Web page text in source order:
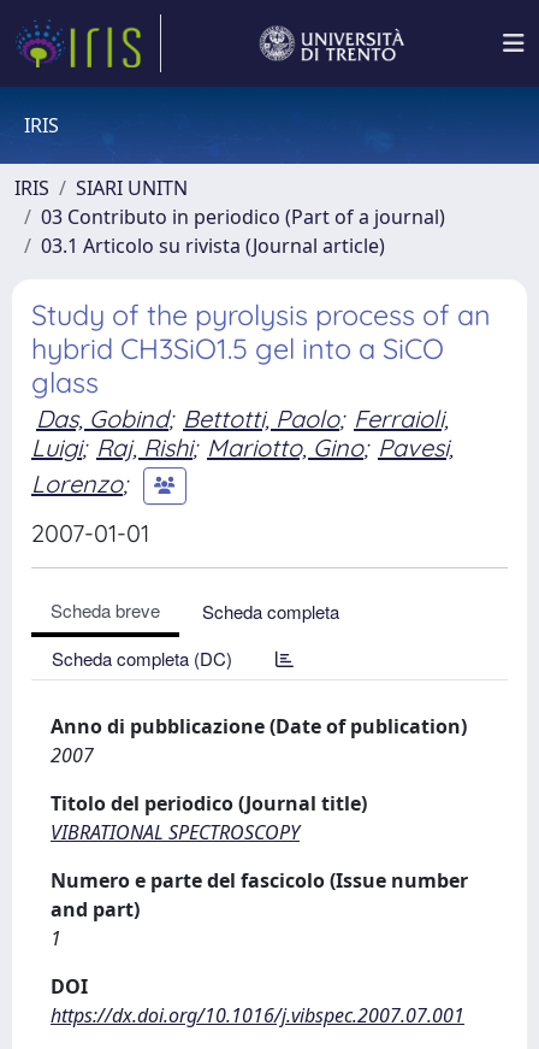
IRIS
IRIS
SIARI UNITN
03 Contributo in periodico (Part of a journal)
03.1 Articolo su rivista (Journal article)
Study of the pyrolysis process of an
hybrid CH3SiO1.5 gel into a SiCO
glass
Das, Gobind; Bettotti, Paolo; Ferraioli,
Luigi; Raj, Rishi; Mariotto, Gino; Pavesi,
Lorenzo;
2007-01-01
Scheda breve
Scheda completa
Scheda completa (DC)
Anno di pubblicazione (Date of publication)
2007
Titolo del periodico (Journal title)
VIBRATIONAL SPECTROSCOPY
Numero e parte del fascicolo (Issue number
and part)
1
DOI
https://dx.doi.org/10.1016/j.vibspec.2007.07.001